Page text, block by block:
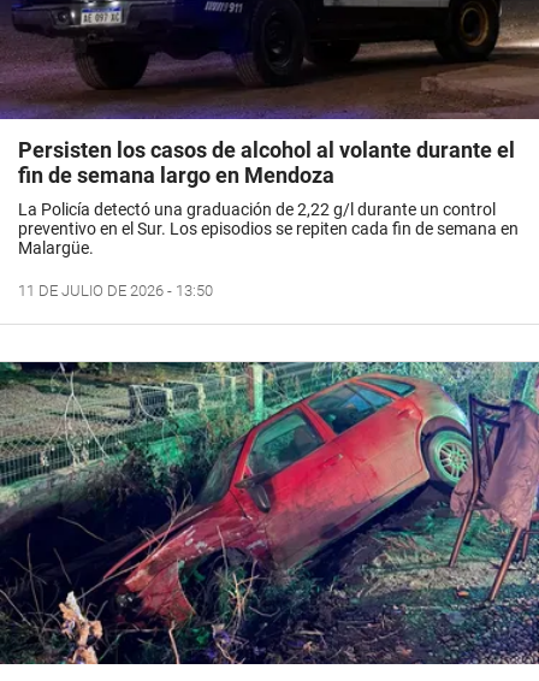
Persisten los casos de alcohol al volante durante el
fin de semana largo en Mendoza
La Policía detectó una graduación de 2,22 g/l durante un control
preventivo en el Sur. Los episodios se repiten cada fin de semana en
Malargüe.
11 DE JULIO DE 2026 - 13:50